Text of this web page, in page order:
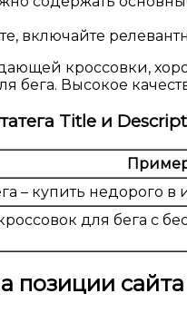
включайте
кроссовки,
бега. Высокое
Title и
– купить недорого в
для бега с
позиции